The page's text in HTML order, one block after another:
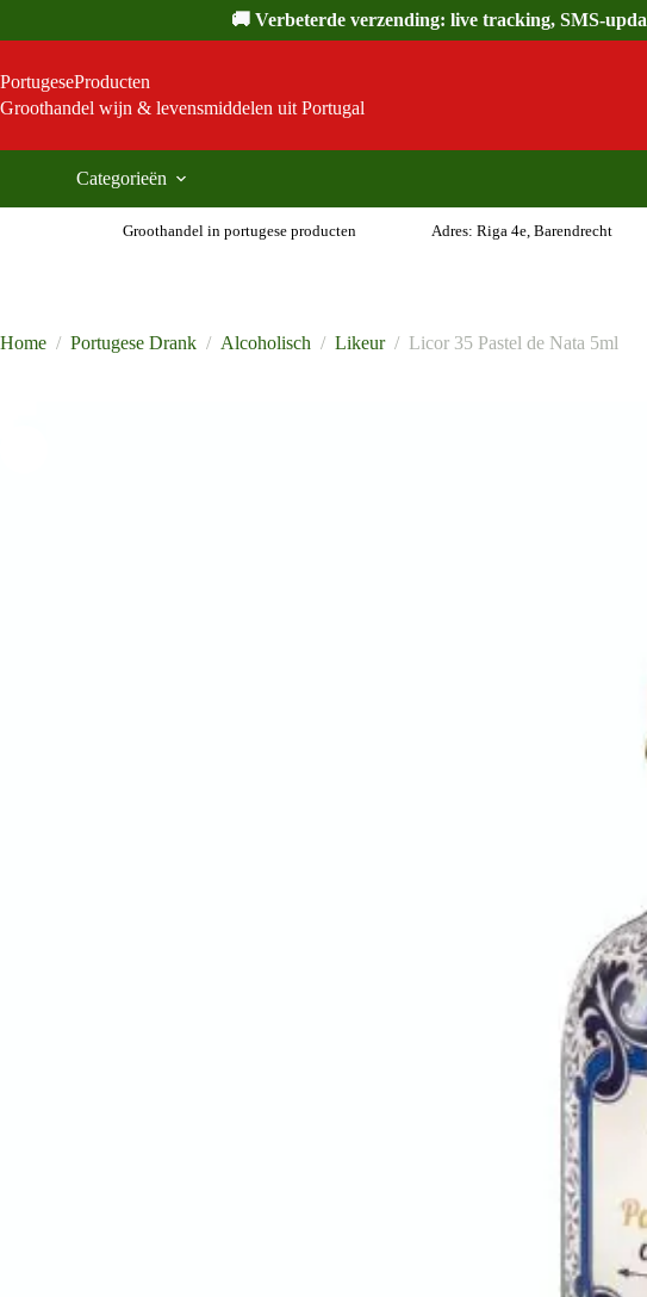
inhoud
🚚 Verbeterde verzending: live tracking, SMS-
PortugeseProducten
Groothandel wijn & levensmiddelen uit Portugal
Categorieën
Groothandel in portugese producten Adres: Riga 4e, Barendrecht
Home / Portugese Drank / Alcoholisch / Likeur / Licor 35 Pastel de Nata 5ml